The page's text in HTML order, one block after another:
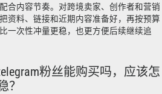
合内容节奏。对跨境卖家、创作者和营销
资料、链接和近期内容准备好，再按预算
一次性冲量更稳，也更方便后续继续追
粉丝能购买吗，应该怎
？